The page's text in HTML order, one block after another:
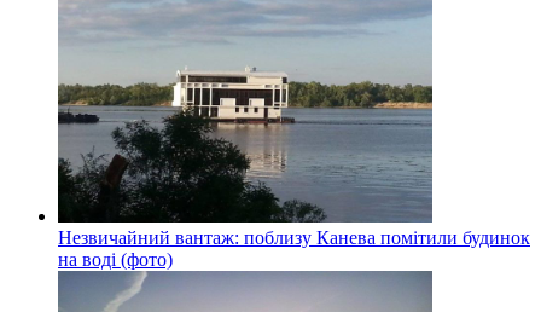
Незвичайний вантаж: поблизу Канева помітили будинок
на воді (фото)